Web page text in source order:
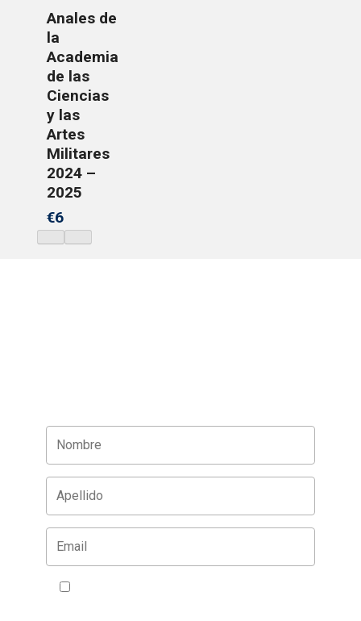
Anales de
la
Academia
de las
Ciencias
y las
Artes
Militares
2024 –
2025
€6